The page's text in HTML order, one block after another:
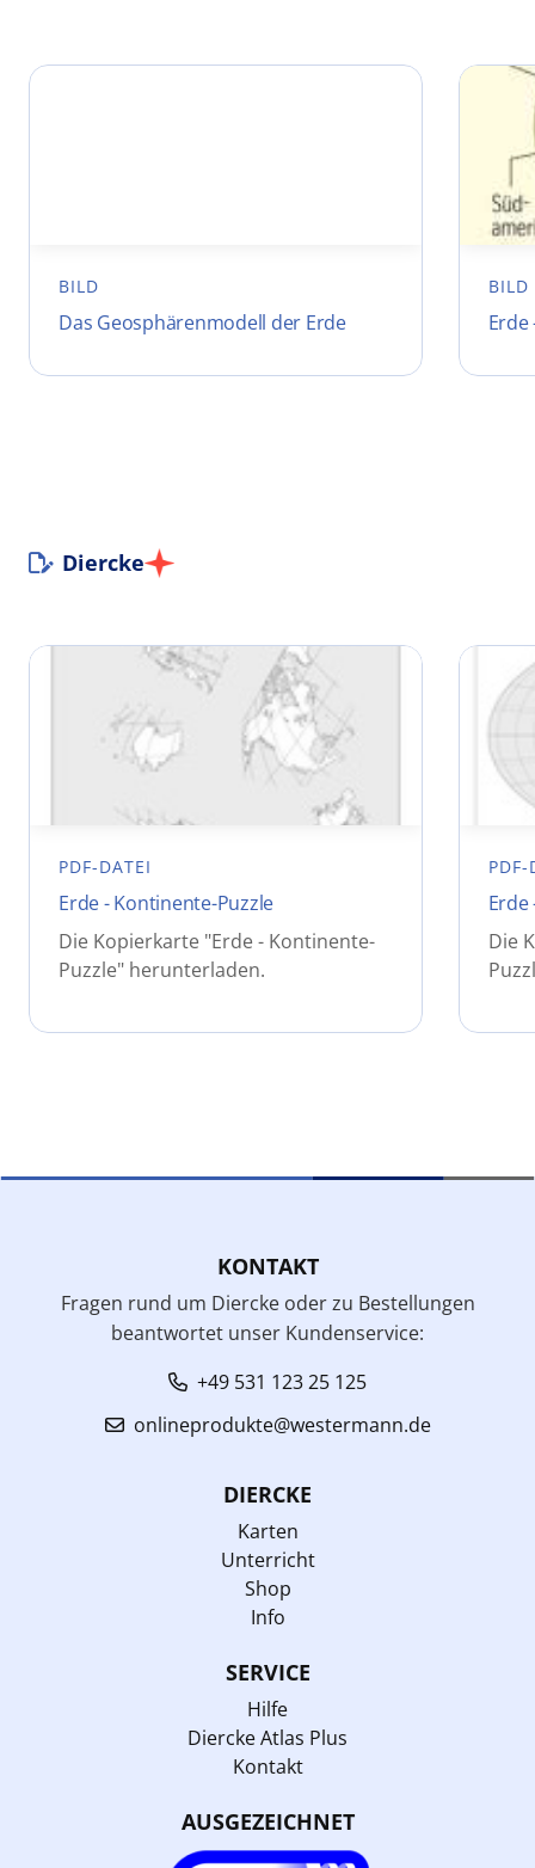
BILD
Das Geosphärenmodell der Erde
BILD
Erde
Diercke
PDF-DATEI
Erde - Kontinente-Puzzle
Die Kopierkarte "Erde - Kontinente-
Puzzle" herunterladen.
PDF-
Die
KONTAKT
Fragen rund um Diercke oder zu Bestellungen
beantwortet unser Kundenservice:
+49 531 123 25 125
onlineprodukte@westermann.de
DIERCKE
Karten
Unterricht
Shop
Info
SERVICE
Hilfe
Diercke Atlas Plus
Kontakt
AUSGEZEICHNET